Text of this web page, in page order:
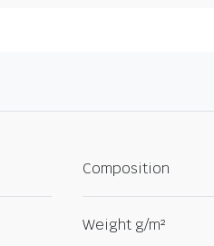
Composition
Weight g/m²